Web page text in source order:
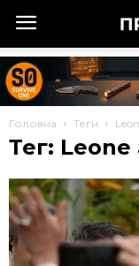
Головна Теги
Тег: Leone